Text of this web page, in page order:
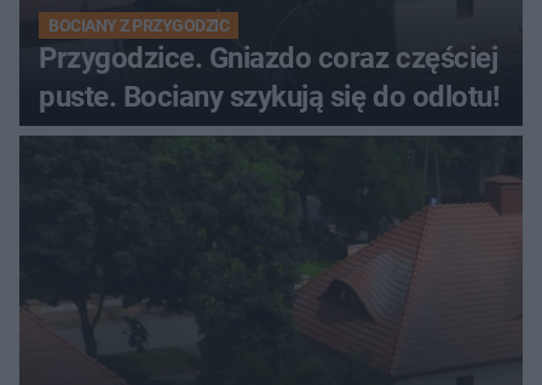
BOCIANY Z PRZYGODZIC
Przygodzice. Gniazdo coraz częściej
puste. Bociany szykują się do odlotu!